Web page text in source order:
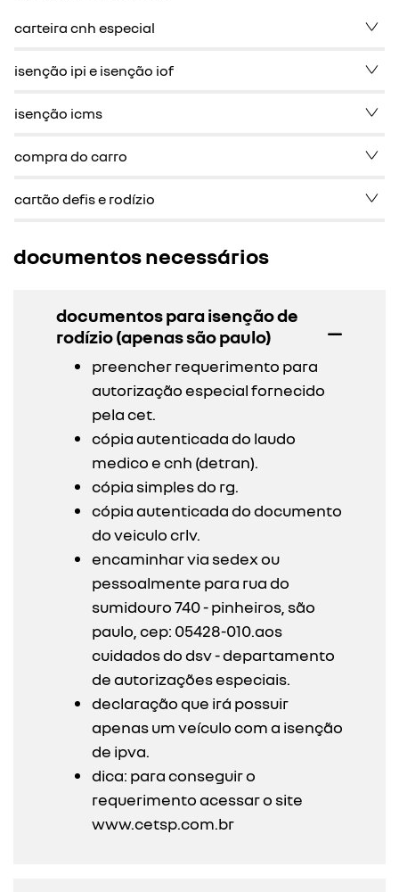
carteira cnh especial
isenção ipi e isenção iof
isenção icms
compra do carro
cartão defis e rodízio
documentos necessários
documentos para isenção de
rodízio (apenas são paulo)
preencher requerimento para
autorização especial fornecido
pela cet.
cópia autenticada do laudo
medico e cnh (detran).
cópia simples do rg.
cópia autenticada do documento
do veiculo crlv.
encaminhar via sedex ou
pessoalmente para rua do
sumidouro 740 - pinheiros, são
paulo, cep: 05428-010.aos
cuidados do dsv - departamento
de autorizações especiais.
declaração que irá possuir
apenas um veículo com a isenção
de ipva.
dica: para conseguir o
requerimento acessar o site
www.cetsp.com.br